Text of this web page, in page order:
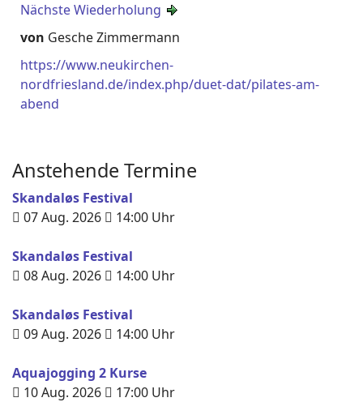
Nächste Wiederholung
von Gesche Zimmermann
https://www.neukirchen-
nordfriesland.de/index.php/duet-dat/pilates-am-
abend
Anstehende Termine
Skandaløs Festival
07 Aug. 2026
14:00 Uhr
Skandaløs Festival
08 Aug. 2026
14:00 Uhr
Skandaløs Festival
09 Aug. 2026
14:00 Uhr
Aquajogging 2 Kurse
10 Aug. 2026
17:00 Uhr